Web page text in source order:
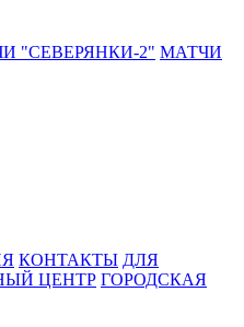
"СЕВЕРЯНКИ-2" МАТЧИ
КОНТАКТЫ ДЛЯ
ЦЕНТР ГОРОДСКАЯ